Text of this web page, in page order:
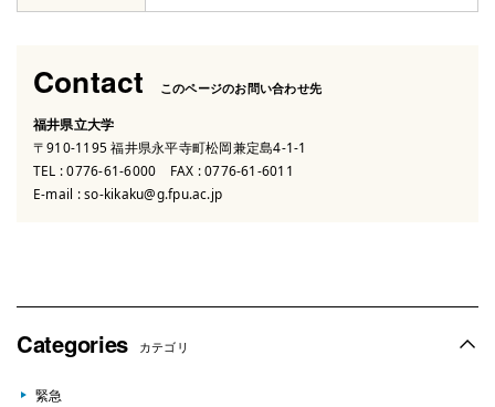
Contact このページのお問い合わせ先
福井県立大学
〒910-1195 福井県永平寺町松岡兼定島4-1-1
TEL :0776-61-6000 FAX : 0776-61-6011
E-mail :so-kikaku@g.fpu.ac.jp
Categories カテゴリ
緊急